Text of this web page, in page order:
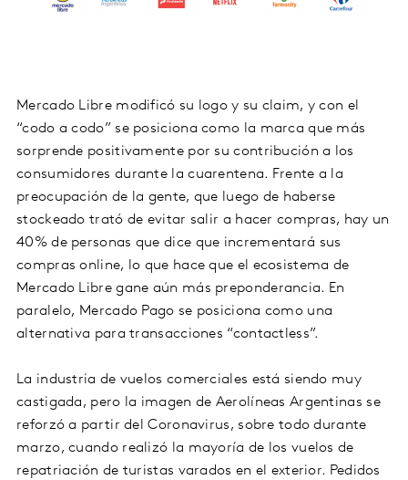
Mercado Libre modificó su logo y su claim, y con el
“codo a codo” se posiciona como la marca que más
sorprende positivamente por su contribución a los
consumidores durante la cuarentena. Frente a la
preocupación de la gente, que luego de haberse
stockeado trató de evitar salir a hacer compras, hay un
40% de personas que dice que incrementará sus
compras online, lo que hace que el ecosistema de
Mercado Libre gane aún más preponderancia. En
paralelo, Mercado Pago se posiciona como una
alternativa para transacciones “contactless”.
La industria de vuelos comerciales está siendo muy
castigada, pero la imagen de Aerolíneas Argentinas se
reforzó a partir del Coronavirus, sobre todo durante
marzo, cuando realizó la mayoría de los vuelos de
repatriación de turistas varados en el exterior. Pedidos